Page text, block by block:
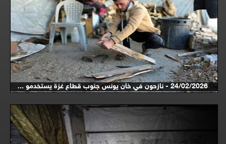
24/02/2026 - نازحون في خان يونس جنوب قطاع غزة يستخدمو ...